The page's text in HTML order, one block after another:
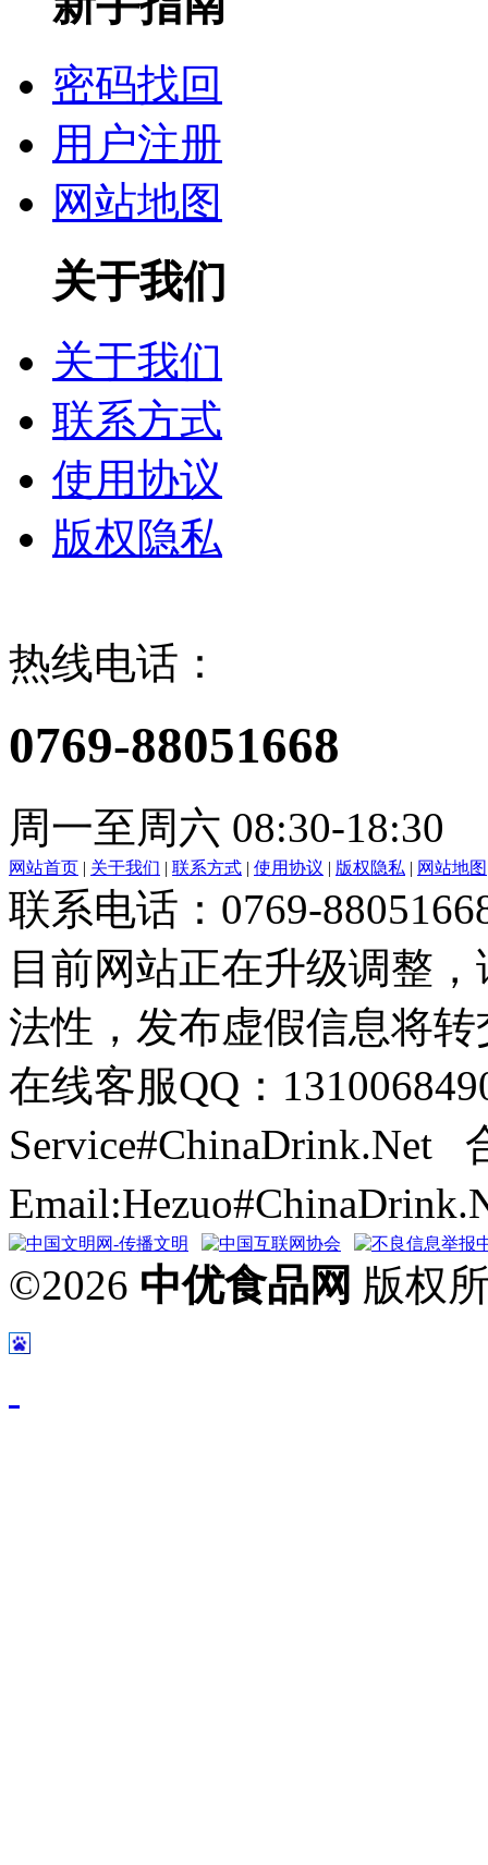
密码找回
用户注册
网站地图
关于我们
关于我们
联系方式
使用协议
版权隐私
热线电话：
0769-88051668
周一至周六 08:30-18:30
网站首页 | 关于我们 | 联系方式 | 使用协议 | 版权隐私 | 网站地图
联系电话：0769-
目前网站正在升级调整
法性，发布虚假信息将
在线客服QQ：
Service#ChinaDrink.Net
©2026 中优食品网 版权